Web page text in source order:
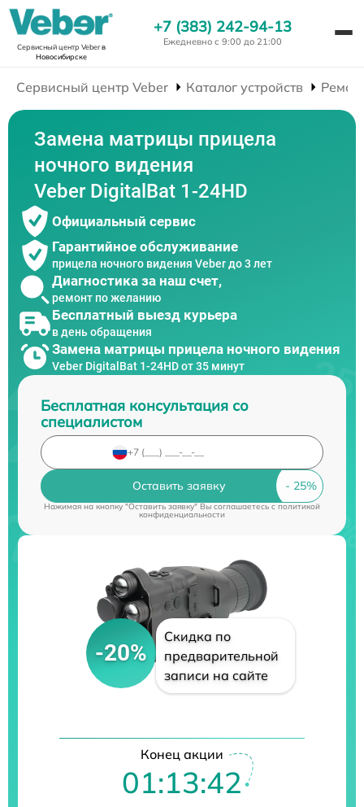
Сервисный центр Veberв
Новосибирске
+7 (383) 242-94-13
Ежедневно с 9:00 до 21:00
Сервисный центр Veber Каталог устройств
Замена матрицы прицела
ночного видения
Veber DigitalBat 1-24HD
Официальный сервис
Гарантийное обслуживание
прицела ночного видения Veber до 3 лет
Диагностика за наш счет,
ремонт по желанию
Бесплатный выезд курьера
в день обращения
Замена матрицы прицела ночного видения
Veber DigitalBat 1-24HD от 35 минут
Бесплатная консультация со
специалистом
Оставить заявку
Нажимая на кнопку "Оставить заявку" Вы соглашаетесь cполитикой
конфиденциальности
-20%
Скидка по
предварительной
записи на сайте
Конец акции
01:13:41